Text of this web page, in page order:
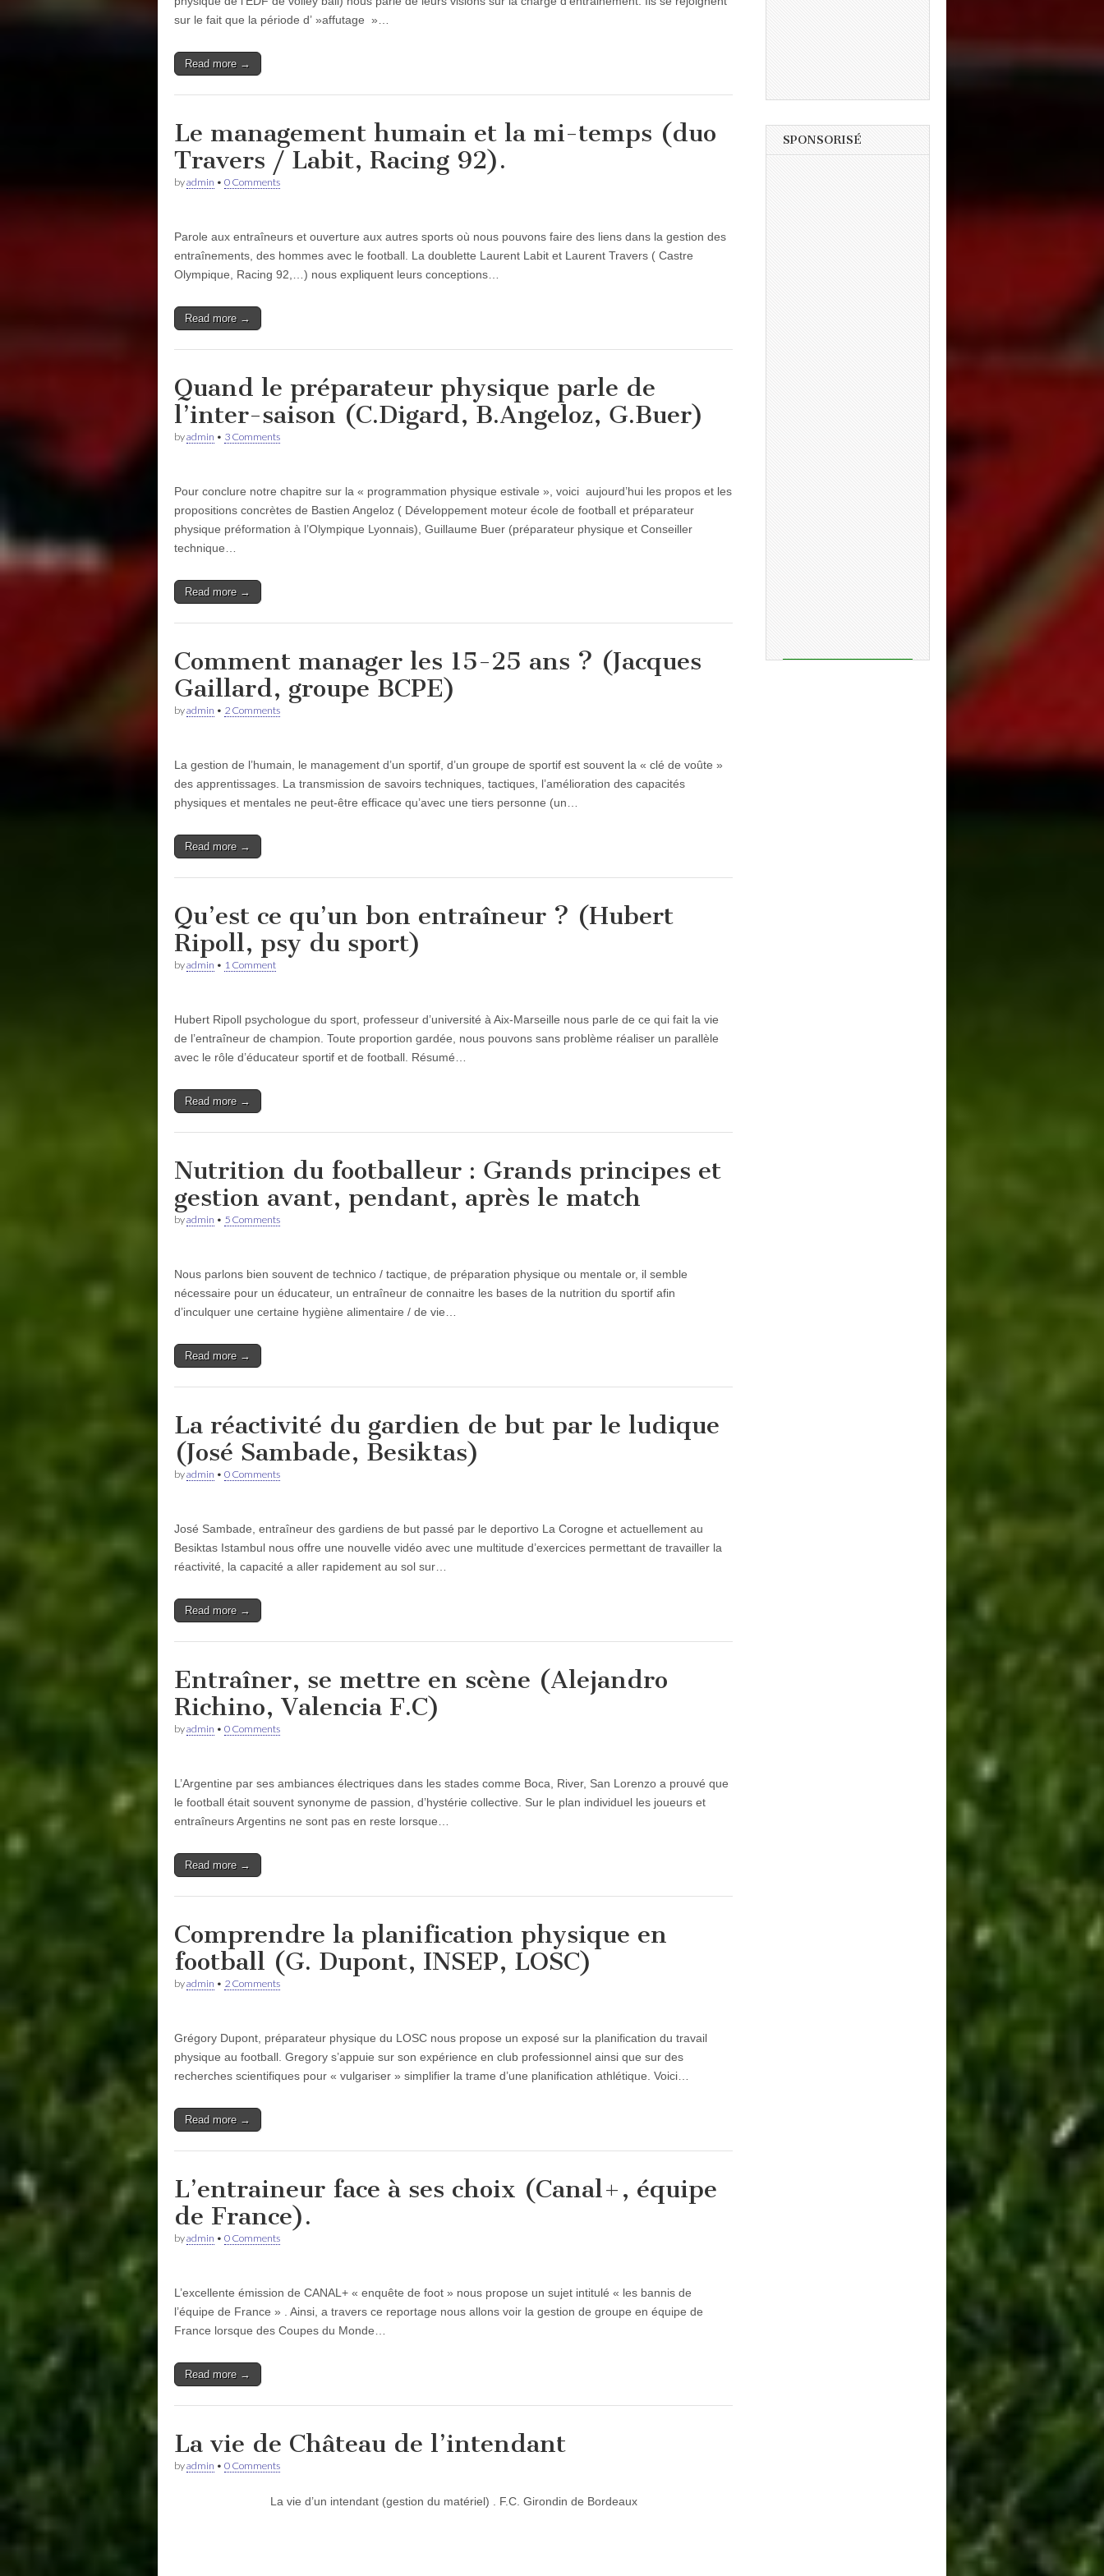
sur le fait que la période d’ »affutage »…
Read more →
Le management humain et la mi-temps (duo
Travers / Labit, Racing 92).
byadmin • 0 Comments
Parole aux entraîneurs et ouverture aux autres sports où nous pouvons faire des liens dans la gestion des
entraînements, des hommes avec le football. La doublette Laurent Labit et Laurent Travers ( Castre
Olympique, Racing 92,…) nous expliquent leurs conceptions…
Read more →
Quand le préparateur physique parle de
l’inter-saison (C.Digard, B.Angeloz, G.Buer)
byadmin • 3 Comments
Pour conclure notre chapitre sur la « programmation physique estivale », voici aujourd’hui les propos et les
propositions concrètes de Bastien Angeloz ( Développement moteur école de football et préparateur
physique préformation à l’Olympique Lyonnais), Guillaume Buer (préparateur physique et Conseiller
technique…
Read more →
Comment manager les 15-25 ans ? (Jacques
Gaillard, groupe BCPE)
byadmin • 2 Comments
La gestion de l’humain, le management d’un sportif, d’un groupe de sportif est souvent la « clé de voûte »
des apprentissages. La transmission de savoirs techniques, tactiques, l’amélioration des capacités
physiques et mentales ne peut-être efficace qu’avec une tiers personne (un…
Read more →
Qu’est ce qu’un bon entraîneur ? (Hubert
Ripoll, psy du sport)
byadmin • 1 Comment
Hubert Ripoll psychologue du sport, professeur d’université à Aix-Marseille nous parle de ce qui fait la vie
de l’entraîneur de champion. Toute proportion gardée, nous pouvons sans problème réaliser un parallèle
avec le rôle d’éducateur sportif et de football. Résumé…
Read more →
Nutrition du footballeur : Grands principes et
gestion avant, pendant, après le match
byadmin • 5 Comments
Nous parlons bien souvent de technico / tactique, de préparation physique ou mentale or, il semble
nécessaire pour un éducateur, un entraîneur de connaitre les bases de la nutrition du sportif afin
d’inculquer une certaine hygiène alimentaire / de vie…
Read more →
La réactivité du gardien de but par le ludique
(José Sambade, Besiktas)
byadmin • 0 Comments
José Sambade, entraîneur des gardiens de but passé par le deportivo La Corogne et actuellement au
Besiktas Istambul nous offre une nouvelle vidéo avec une multitude d’exercices permettant de travailler la
réactivité, la capacité a aller rapidement au sol sur…
Read more →
Entraîner, se mettre en scène (Alejandro
Richino, Valencia F.C)
byadmin • 0 Comments
L’Argentine par ses ambiances électriques dans les stades comme Boca, River, San Lorenzo a prouvé que
le football était souvent synonyme de passion, d’hystérie collective. Sur le plan individuel les joueurs et
entraîneurs Argentins ne sont pas en reste lorsque…
Read more →
Comprendre la planification physique en
football (G. Dupont, INSEP, LOSC)
byadmin • 2 Comments
Grégory Dupont, préparateur physique du LOSC nous propose un exposé sur la planification du travail
physique au football. Gregory s’appuie sur son expérience en club professionnel ainsi que sur des
recherches scientifiques pour « vulgariser » simplifier la trame d’une planification athlétique. Voici…
Read more →
L’entraineur face à ses choix (Canal+, équipe
de France).
byadmin • 0 Comments
L’excellente émission de CANAL+ « enquête de foot » nous propose un sujet intitulé « les bannis de
l’équipe de France » . Ainsi, a travers ce reportage nous allons voir la gestion de groupe en équipe de
France lorsque des Coupes du Monde…
Read more →
La vie de Château de l’intendant
byadmin • 0 Comments
La vie d’un intendant (gestion du matériel) . F.C. Girondin de Bordeaux
SPONSORISÉ